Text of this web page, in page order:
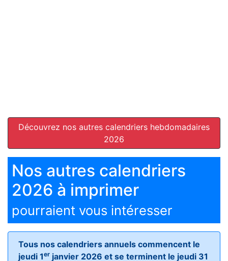
Découvrez nos autres calendriers hebdomadaires
2026
Nos autres calendriers
2026 à imprimer
pourraient vous intéresser
Tous nos calendriers annuels commencent le
jeudi 1er janvier 2026 et se terminent le jeudi 31